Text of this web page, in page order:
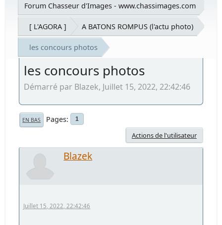
Forum Chasseur d'Images - www.chassimages.com
[ L'AGORA ] A BATONS ROMPUS (l'actu photo)
les concours photos
les concours photos
Démarré par Blazek, Juillet 15, 2022, 22:42:46
EN BAS Pages 1
Actions de l'utilisateur
Blazek
Juillet 15, 2022, 22:42:46